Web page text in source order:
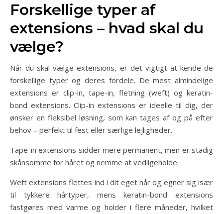
Forskellige typer af
extensions – hvad skal du
vælge?
Når du skal vælge extensions, er det vigtigt at kende de
forskellige typer og deres fordele. De mest almindelige
extensions er clip-in, tape-in, fletning (weft) og keratin-
bond extensions. Clip-in extensions er ideelle til dig, der
ønsker en fleksibel løsning, som kan tages af og på efter
behov – perfekt til fest eller særlige lejligheder.
Tape-in extensions sidder mere permanent, men er stadig
skånsomme for håret og nemme at vedligeholde.
Weft extensions flettes ind i dit eget hår og egner sig især
til tykkere hårtyper, mens keratin-bond extensions
fastgøres med varme og holder i flere måneder, hvilket